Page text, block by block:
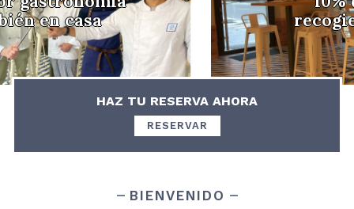
recogiendo en el local
HAZ TU RESERVA AHORA
RESERVAR
BIENVENIDO